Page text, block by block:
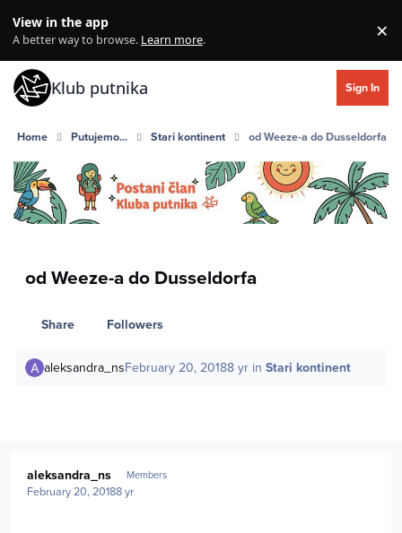
View in the app
A better way to browse. Learn more. ×
Klub putnika Sign In
Home Putujemo... Stari kontinent od Weeze-a do Dusseldorfa
od Weeze-a do Dusseldorfa
Share Followers
aleksandra_nsFebruary 20, 20188 yr inStari kontinent
aleksandra_ns Members
February 20, 20188 yr